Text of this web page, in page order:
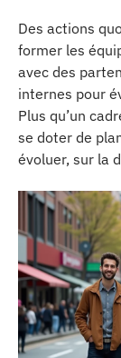
Des actions
former les
avec des
internes pour
Plus qu’un
se doter de
évoluer, sur la